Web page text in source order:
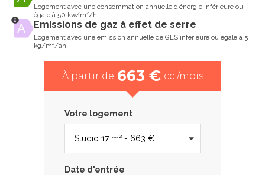
Logement avec une consommation annuelle d’énergie inférieure ou
égale à 50 kw/m²/h
Emissions de gaz à effet de serre
Logement avec une emission annuelle de GES inférieure ou égale à 5
kg/m²/an
À partir de 663 € cc /mois
Votre logement
Date d'entrée